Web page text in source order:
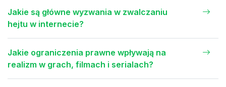
Jakie są główne wyzwania w zwalczaniu
hejtu w internecie?
Jakie ograniczenia prawne wpływają na
realizm w grach, filmach i serialach?